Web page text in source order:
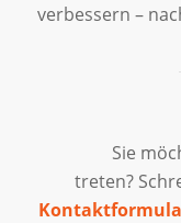
verbessern –
Sie
treten?